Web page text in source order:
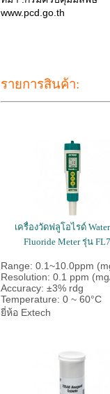
www.pcd.go.th
รายการสินค้า:
เครื่องวัดฟลูโอไรด์
Fluoride Meter รุ่น
Range: 0.1~10.0ppm
Resolution: 0.1 ppm
Accuracy: ±3% rdg
Temperature: 0 ~ 60°C
ยี่ห้อ Extech